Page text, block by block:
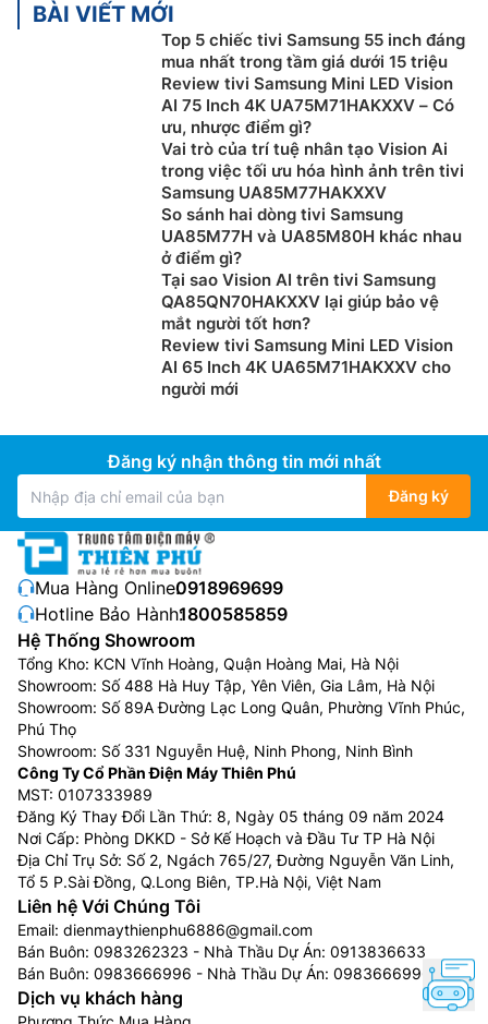
BÀI VIẾT MỚI
Top 5 chiếc tivi Samsung 55 inch đáng
mua nhất trong tầm giá dưới 15 triệu
Review tivi Samsung Mini LED Vision
AI 75 Inch 4K UA75M71HAKXXV – Có
ưu, nhược điểm gì?
Vai trò của trí tuệ nhân tạo Vision Ai
trong việc tối ưu hóa hình ảnh trên tivi
Samsung UA85M77HAKXXV
So sánh hai dòng tivi Samsung
UA85M77H và UA85M80H khác nhau
ở điểm gì?
Tại sao Vision AI trên tivi Samsung
QA85QN70HAKXXV lại giúp bảo vệ
mắt người tốt hơn?
Review tivi Samsung Mini LED Vision
AI 65 Inch 4K UA65M71HAKXXV cho
người mới
Đăng ký nhận thông tin mới nhất
Đăng ký
Mua Hàng Online:0918969699
Hotline Bảo Hành:1800585859
Hệ Thống Showroom
Tổng Kho: KCN Vĩnh Hoàng, Quận Hoàng Mai, Hà Nội
Showroom: Số 488 Hà Huy Tập, Yên Viên, Gia Lâm, Hà Nội
Showroom: Số 89A Đường Lạc Long Quân, Phường Vĩnh Phúc,
Phú Thọ
Showroom: Số 331 Nguyễn Huệ, Ninh Phong, Ninh Bình
Công Ty Cổ Phần Điện Máy Thiên Phú
MST: 0107333989
Đăng Ký Thay Đổi Lần Thứ: 8, Ngày 05 tháng 09 năm 2024
Nơi Cấp: Phòng DKKD - Sở Kế Hoạch và Đầu Tư TP Hà Nội
Địa Chỉ Trụ Sở: Số 2, Ngách 765/27, Đường Nguyễn Văn Linh,
Tổ 5 P.Sài Đồng, Q.Long Biên, TP.Hà Nội, Việt Nam
Liên hệ Với Chúng Tôi
Email: dienmaythienphu6886@gmail.com
Bán Buôn: 0983262323 - Nhà Thầu Dự Án: 0913836633
Bán Buôn: 0983666996 - Nhà Thầu Dự Án: 0983666996
Dịch vụ khách hàng